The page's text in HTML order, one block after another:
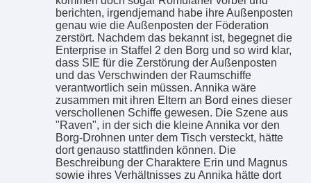
berichten, irgendjemand habe ihre Außenposten
genau wie die Außenposten der Föderation
zerstört. Nachdem das bekannt ist, begegnet die
Enterprise in Staffel 2 den Borg und so wird klar,
dass SIE für die Zerstörung der Außenposten
und das Verschwinden der Raumschiffe
verantwortlich sein müssen. Annika wäre
zusammen mit ihren Eltern an Bord eines dieser
verschollenen Schiffe gewesen. Die Szene aus
"Raven", in der sich die kleine Annika vor den
Borg-Drohnen unter dem Tisch versteckt, hätte
dort genauso stattfinden können. Die
Beschreibung der Charaktere Erin und Magnus
sowie ihres Verhältnisses zu Annika hätte dort